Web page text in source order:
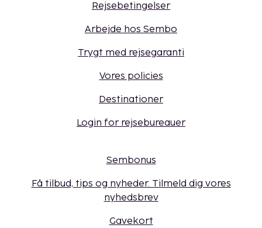
Rejsebetingelser
Arbejde hos Sembo
Trygt med rejsegaranti
Vores policies
Destinationer
Login for rejsebureauer
Sembonus
Få tilbud, tips og nyheder. Tilmeld dig vores
nyhedsbrev
Gavekort